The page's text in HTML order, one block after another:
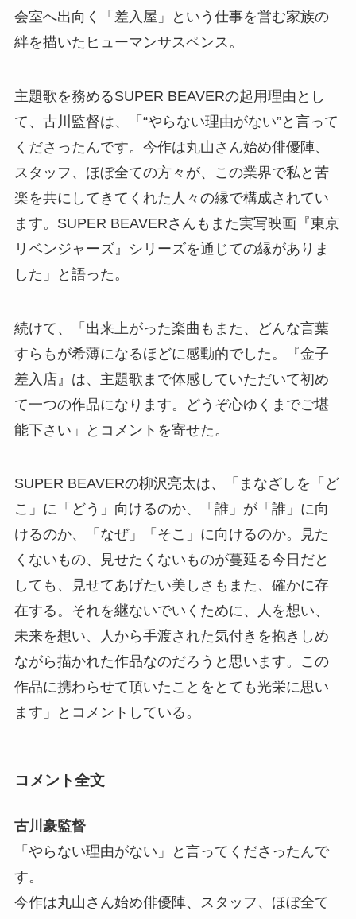
会室へ出向く「差入屋」という仕事を営む家族の
絆を描いたヒューマンサスペンス。
主題歌を務めるSUPER BEAVERの起用理由とし
て、古川監督は、「“やらない理由がない”と言って
くださったんです。今作は丸山さん始め俳優陣、
スタッフ、ほぼ全ての方々が、この業界で私と苦
楽を共にしてきてくれた人々の縁で構成されてい
ます。SUPER BEAVERさんもまた実写映画『東京
リベンジャーズ』シリーズを通じての縁がありま
した」と語った。
続けて、「出来上がった楽曲もまた、どんな言葉
すらもが希薄になるほどに感動的でした。『金子
差入店』は、主題歌まで体感していただいて初め
て一つの作品になります。どうぞ心ゆくまでご堪
能下さい」とコメントを寄せた。
SUPER BEAVERの柳沢亮太は、「まなざしを「ど
こ」に「どう」向けるのか、「誰」が「誰」に向
けるのか、「なぜ」「そこ」に向けるのか。見た
くないもの、見せたくないものが蔓延る今日だと
しても、見せてあげたい美しさもまた、確かに存
在する。それを継ないでいくために、人を想い、
未来を想い、人から手渡された気付きを抱きしめ
ながら描かれた作品なのだろうと思います。この
作品に携わらせて頂いたことをとても光栄に思い
ます」とコメントしている。
コメント全文
古川豪監督
「やらない理由がない」と言ってくださったんで
す。
今作は丸山さん始め俳優陣、スタッフ、ほぼ全て